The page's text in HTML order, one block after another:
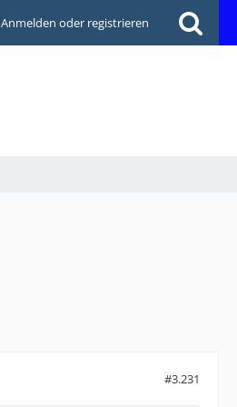
Anmelden oder registrieren
#3.231